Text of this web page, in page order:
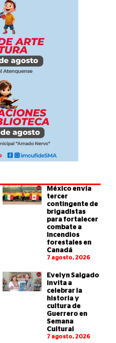
México envía
tercer
contingente de
brigadistas
para fortalecer
combate a
incendios
forestales en
Canadá
7 agosto, 2026
Evelyn Salgado
invita a
celebrar la
historia y
cultura de
Guerrero en
Semana
Cultural
7 agosto, 2026